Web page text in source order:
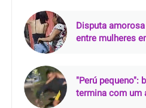
Disputa
entre mulheres
"Perú pequeno":
termina com um